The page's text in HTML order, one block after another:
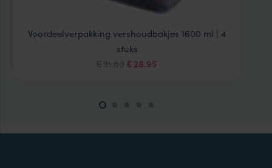
Voordeelverpakking vershoudbakjes 1600 ml | 4
stuks
€31.80Oorspronkelijke
€ 28.95